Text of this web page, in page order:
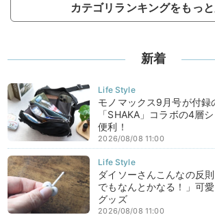
カテゴリランキングをもっ
新着
モノマックス9月号が付録
「SHAKA」コラボの4層
便利！
2026/08/08 11:00
ダイソーさんこんなの反
でもなんとかなる！」可
グッズ
2026/08/08 11:00